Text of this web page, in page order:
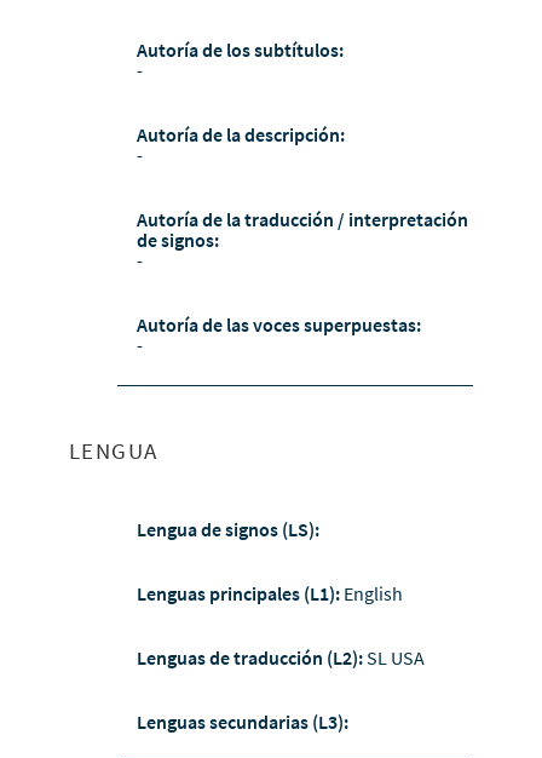
Autoría de los subtítulos:
-
Autoría de la descripción:
-
Autoría de la traducción / interpretación
de signos:
-
Autoría de las voces superpuestas:
-
LENGUA
Lengua de signos (LS):
Lenguas principales (L1): English
Lenguas de traducción (L2):SL USA
Lenguas secundarias (L3):